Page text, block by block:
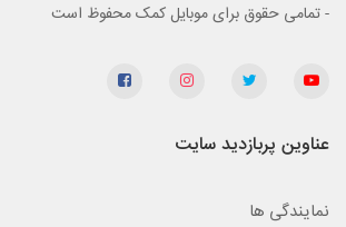
- تمامی حقوق برای موبایل کمک محفوظ است
عناوین پربازدید سایت
نمایندگی ها